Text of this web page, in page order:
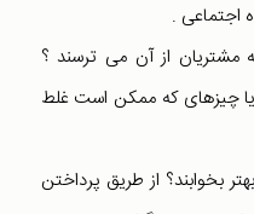
اجتماعی .
از آن می ترسند ؟
چیزهای که ممکن است غلط
بخوابند؟ از طریق پرداختن